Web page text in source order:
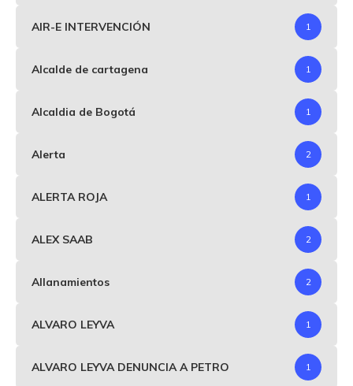
AIR-E INTERVENCIÓN 1
Alcalde de cartagena 1
Alcaldia de Bogotá 1
Alerta 2
ALERTA ROJA 1
ALEX SAAB 2
Allanamientos 2
ALVARO LEYVA 1
ALVARO LEYVA DENUNCIA A PETRO 1